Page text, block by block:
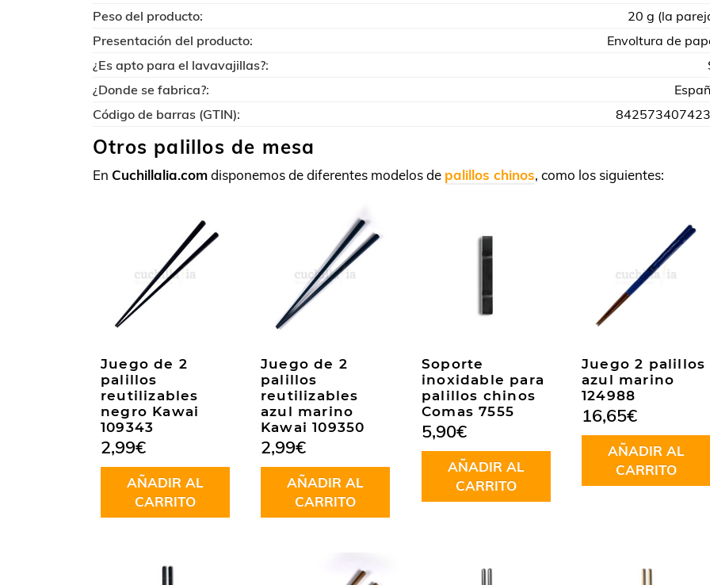
Peso del producto:
20 g (la
Presentación del producto:
Envoltura de
¿Es apto para el lavavajillas?:
¿Donde se fabrica?:
Código de barras (GTIN):
Otros palillos de mesa
En Cuchillalia.comdisponemos de diferentes modelos de palillos chinos, como los siguientes:
Juego de 2
palillos
reutilizables
negro Kawai
109343
2,99€
AÑADIR AL
CARRITO
Juego de 2
palillos
reutilizables
azul marino
Kawai 109350
2,99€
AÑADIR AL
CARRITO
Soporte
inoxidable para
palillos chinos
Comas 7555
5,90€
AÑADIR AL
CARRITO
Juego 2 palillos
azul marino
124988
16,65€
AÑADIR AL
CARRITO